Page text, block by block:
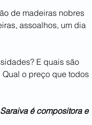
de madeiras nobres
assoalhos, um dia
E quais são
o preço que todos
é compositora e